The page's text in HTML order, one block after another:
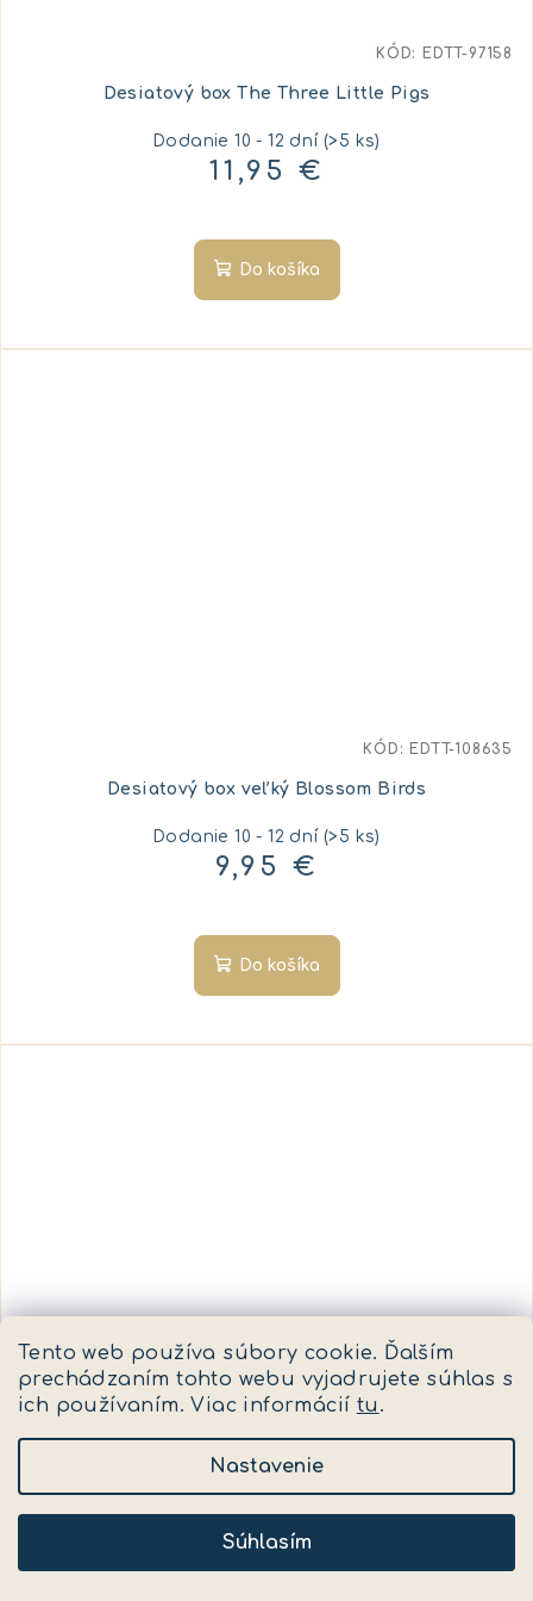
Tento web používa súbory cookie. Ďalším
prechádzaním tohto webu vyjadrujete súhlas s
ich používaním. Viac informácií tu .
Nastavenie
Súhlasím
Desiatový box The Three Little Pigs
Dodanie 10 - 12 dní(>5 ks)
11,95 €
Do košíka
KÓD: EDTT-97158
Desiatový box veľký Blossom Birds
Dodanie 10 - 12 dní(>5 ks)
9,95 €
Do košíka
KÓD: EDTT-108635
Dodanie 10 - 12 dní
KÓD:EDTT-97201